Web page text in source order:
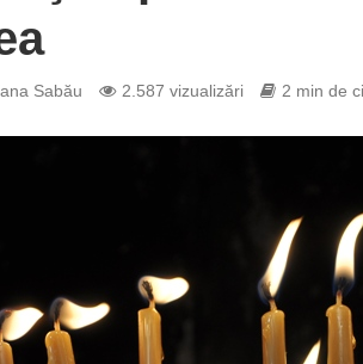
Sabău 2.587 vizualizări 2 min de